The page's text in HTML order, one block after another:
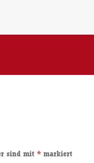
sind mit* markiert